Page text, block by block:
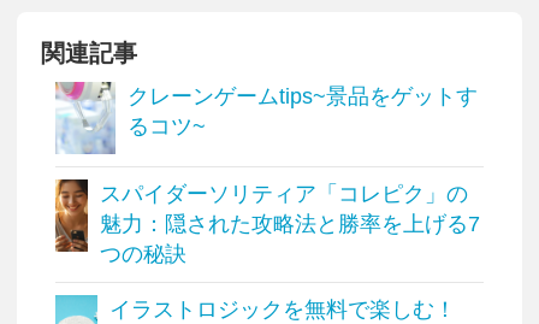
関連記事
クレーンゲームtips~景品をゲットす
るコツ~
スパイダーソリティア「コレピク」の
魅力：隠された攻略法と勝率を上げる7
つの秘訣
イラストロジックを無料で楽しむ！